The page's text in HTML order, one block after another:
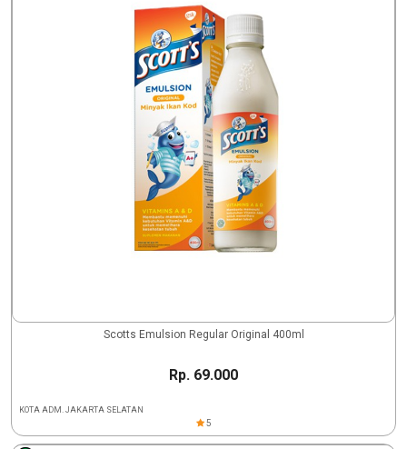
Scotts Emulsion Regular Original 400ml
Rp. 69.000
KOTA ADM. JAKARTA SELATAN
5